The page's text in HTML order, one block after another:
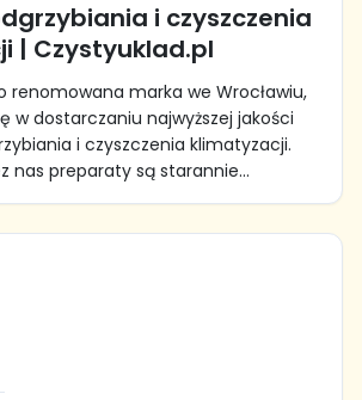
i czyszczenia
| Czystyuklad.pl
renomowana marka we Wrocławiu,
w dostarczaniu najwyższej jakości
i czyszczenia klimatyzacji.
nas preparaty są starannie...